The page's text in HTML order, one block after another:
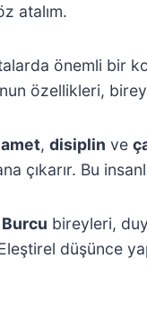
atalım.
önemli bir
özellikleri,
, disiplin ve
çıkarır. Bu
Burcu bireyleri,
Eleştirel düşünce